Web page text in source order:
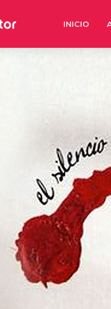
INICIO